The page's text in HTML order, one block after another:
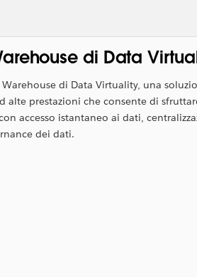
di Data
di Data Virtuality, una
alte prestazioni che consente di
accesso istantaneo ai dati,
dei dati.